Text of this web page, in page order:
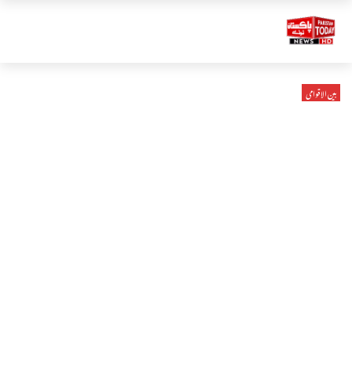
بین الاقوامی